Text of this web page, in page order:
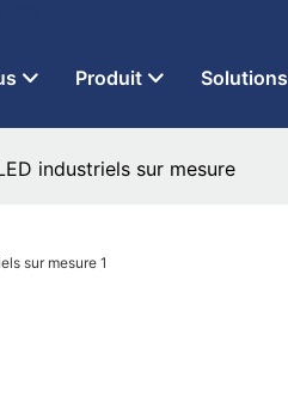
Produit Solutions
industriels sur mesure